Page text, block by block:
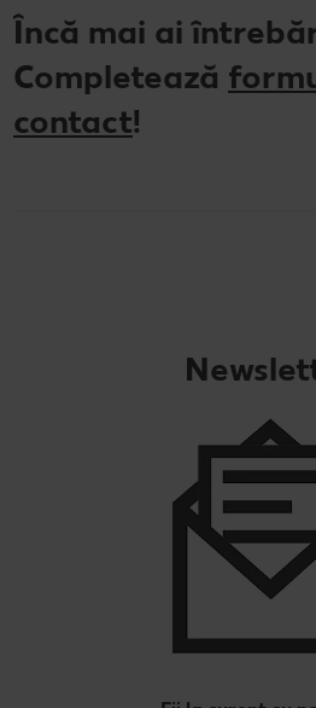
România știe să gătească
Kaufland Livrează
Încă mai ai
Completează
contact!